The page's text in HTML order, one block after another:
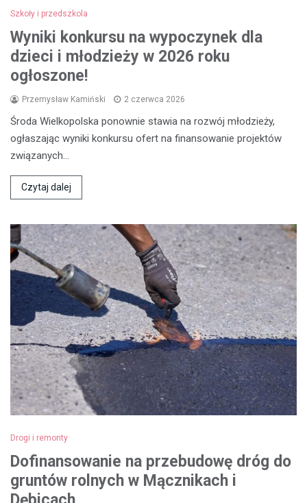
Szkoły i przedszkola
Wyniki konkursu na wypoczynek dla
dzieci i młodzieży w 2026 roku
ogłoszone!
Przemysław Kamiński 2 czerwca 2026
Środa Wielkopolska ponownie stawia na rozwój młodzieży,
ogłaszając wyniki konkursu ofert na finansowanie projektów
związanych…
Czytaj dalej
Drogi i remonty
Dofinansowanie na przebudowę dróg do
gruntów rolnych w Mącznikach i